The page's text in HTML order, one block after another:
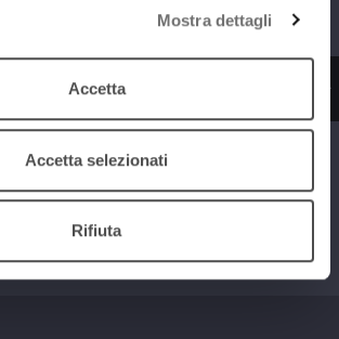
Mostra dettagli
Accetta
Accetta selezionati
Rifiuta
Vite da Collezione